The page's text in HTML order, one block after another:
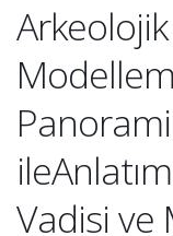
Vadisi ve